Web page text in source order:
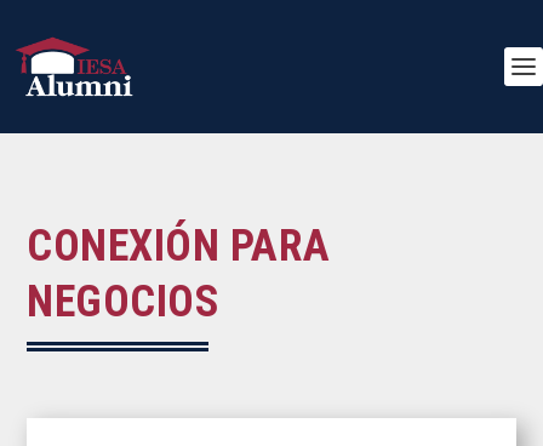
CONEXIÓN PARA
NEGOCIOS